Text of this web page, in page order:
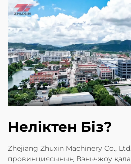
Неліктен Біз?
Zhejiang Zhuxin Machinery Co.,
провинциясының Вэньчжоу